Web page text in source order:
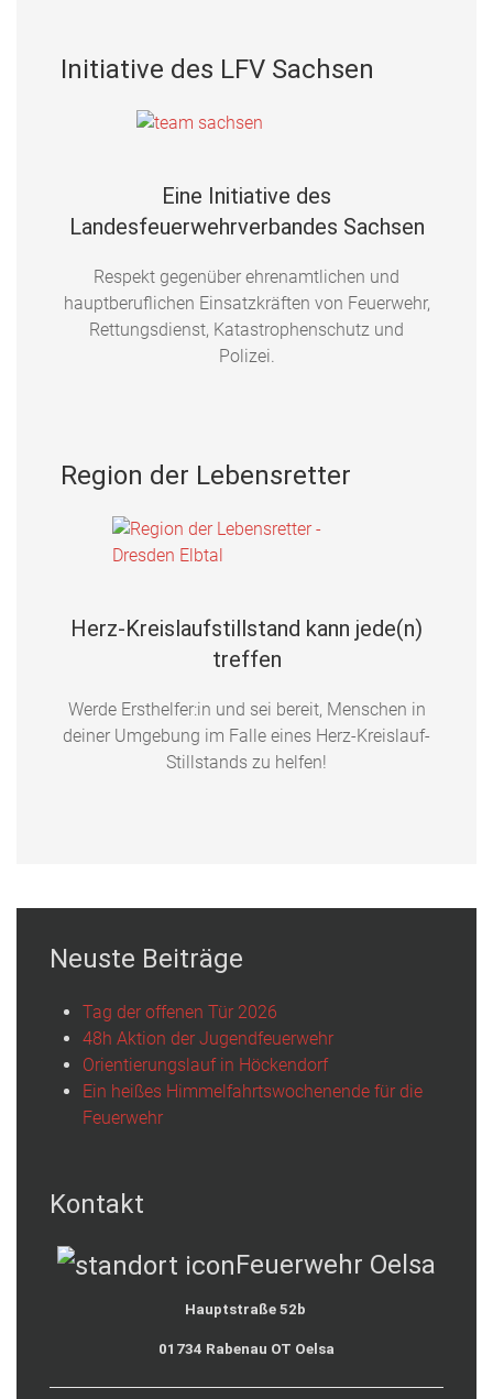
Initiative des LFV Sachsen
Eine Initiative des
Landesfeuerwehrverbandes Sachsen
Respekt gegenüber ehrenamtlichen und
hauptberuflichen Einsatzkräften von Feuerwehr,
Rettungsdienst, Katastrophenschutz und
Polizei.
Region der Lebensretter
Herz-Kreislaufstillstand kann jede(n)
treffen
Werde Ersthelfer:in und sei bereit, Menschen in
deiner Umgebung im Falle eines Herz-Kreislauf-
Stillstands zu helfen!
Neuste Beiträge
Tag der offenen Tür 2026
48h Aktion der Jugendfeuerwehr
Orientierungslauf in Höckendorf
Ein heißes Himmelfahrtswochenende für die
Feuerwehr
Kontakt
Feuerwehr Oelsa
Hauptstraße 52b
01734 Rabenau OT Oelsa